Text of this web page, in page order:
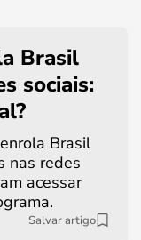
Brasil
sociais:
Brasil
nas redes
acessar
Salvar artigo